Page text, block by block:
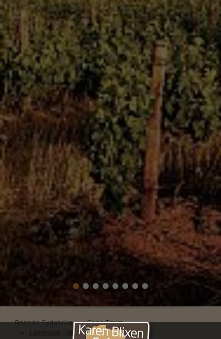
Boende Sydafrika
Cape Town
Lägenhet - Waterfront Village